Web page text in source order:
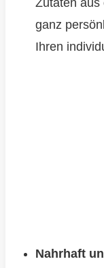
Zutaten aus
ganz
Ihren
Nahrhaft